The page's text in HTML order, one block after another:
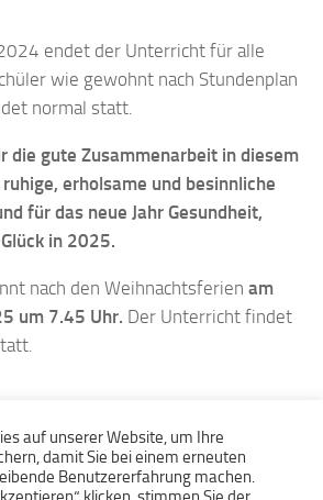
endet der Unterricht für alle
wie gewohnt nach Stundenplan
normal statt.
die gute Zusammenarbeit in diesem
erholsame und besinnliche
für das neue Jahr Gesundheit,
in 2025.
nach den Weihnachtsferien am
um 7.45 Uhr. Der Unterricht findet
auf unserer Website, um Ihre
damit Sie bei einem erneuten
Benutzererfahrung machen.